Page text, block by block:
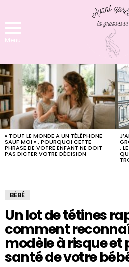
Menu
LATEST
STORIES
« TOUT LE MONDE A UN TÉLÉPHONE
SAUF MOI » : POURQUOI CETTE
PHRASE DE VOTRE ENFANT NE DOIT
PAS DICTER VOTRE DÉCISION
:
BÉBÉ
Un lot de tétines
comment
modèle à risque et
santé de votre